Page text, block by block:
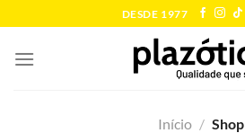
to
content
DESDE 1977
Início / Shop